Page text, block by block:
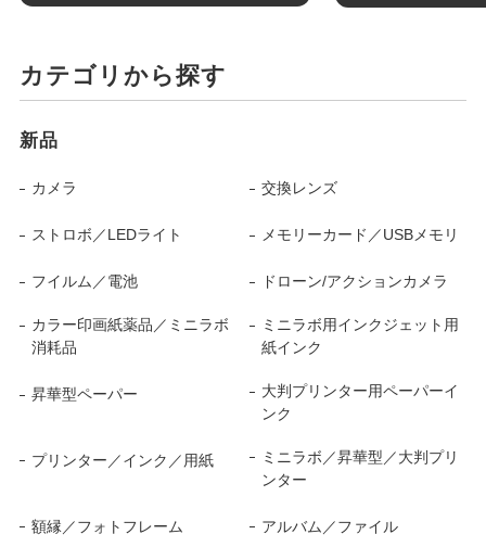
カテゴリから探す
新品
カメラ 交換レンズ
ストロボ／LEDライト メモリーカード／USBメモリ
フイルム／電池 ドローン/アクションカメラ
カラー印画紙薬品／ミニラボ
消耗品
ミニラボ用インクジェット用
紙インク
昇華型ペーパー
大判プリンター用ペーパーイ
ンク
プリンター／インク／用紙
ミニラボ／昇華型／大判プリ
ンター
額縁／フォトフレーム アルバム／ファイル